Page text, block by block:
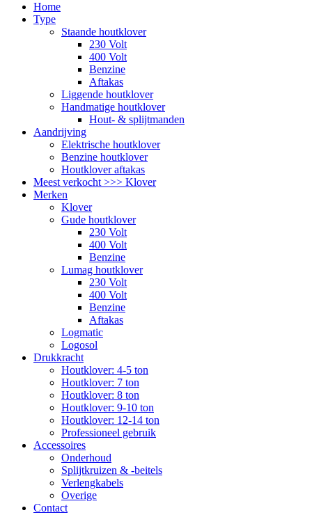
Home
Type
Staande houtklover
230 Volt
400 Volt
Benzine
Aftakas
Liggende houtklover
Handmatige houtklover
Hout- & splijtmanden
Aandrijving
Elektrische houtklover
Benzine houtklover
Houtklover aftakas
Meest verkocht >>> Klover
Merken
Klover
Gude houtklover
230 Volt
400 Volt
Benzine
Lumag houtklover
230 Volt
400 Volt
Benzine
Aftakas
Logmatic
Logosol
Drukkracht
Houtklover: 4-5 ton
Houtklover: 7 ton
Houtklover: 8 ton
Houtklover: 9-10 ton
Houtklover: 12-14 ton
Professioneel gebruik
Accessoires
Onderhoud
Splijtkruizen & -beitels
Verlengkabels
Overige
Contact